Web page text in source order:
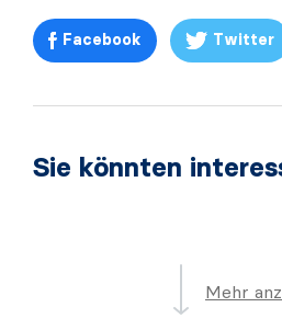
Facebook Twitter
Sie könnten
Mehr